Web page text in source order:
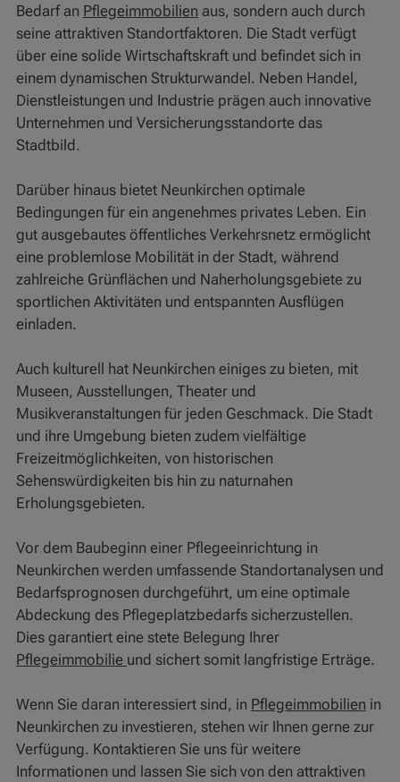
Bedarf an Pflegeimmobilien aus, sondern auch durch
seine attraktiven Standortfaktoren. Die Stadt verfügt
über eine solide Wirtschaftskraft und befindet sich in
einem dynamischen Strukturwandel. Neben Handel,
Dienstleistungen und Industrie prägen auch innovative
Unternehmen und Versicherungsstandorte das
Stadtbild.
Darüber hinaus bietet Neunkirchen optimale
Bedingungen für ein angenehmes privates Leben. Ein
gut ausgebautes öffentliches Verkehrsnetz ermöglicht
eine problemlose Mobilität in der Stadt, während
zahlreiche Grünflächen und Naherholungsgebiete zu
sportlichen Aktivitäten und entspannten Ausflügen
einladen.
Auch kulturell hat Neunkirchen einiges zu bieten, mit
Museen, Ausstellungen, Theater und
Musikveranstaltungen für jeden Geschmack. Die Stadt
und ihre Umgebung bieten zudem vielfältige
Freizeitmöglichkeiten, von historischen
Sehenswürdigkeiten bis hin zu naturnahen
Erholungsgebieten.
Vor dem Baubeginn einer Pflegeeinrichtung in
Neunkirchen werden umfassende Standortanalysen und
Bedarfsprognosen durchgeführt, um eine optimale
Abdeckung des Pflegeplatzbedarfs sicherzustellen.
Dies garantiert eine stete Belegung Ihrer
Pflegeimmobilie und sichert somit langfristige Erträge.
Wenn Sie daran interessiert sind, in Pflegeimmobilien in
Neunkirchen zu investieren, stehen wir Ihnen gerne zur
Verfügung. Kontaktieren Sie uns für weitere
Informationen und lassen Sie sich von den attraktiven